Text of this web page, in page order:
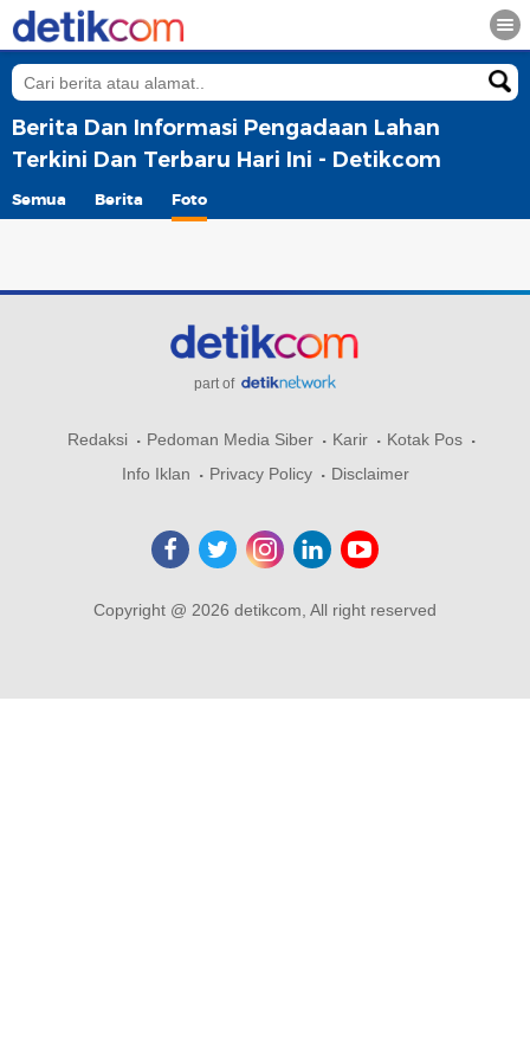
Berita Dan Informasi Pengadaan Lahan
Terkini Dan Terbaru Hari Ini - Detikcom
Semua Berita Foto
part of
Redaksi Pedoman Media Siber Karir
Kotak Pos
Info Iklan
Privacy Policy Disclaimer
Copyright @ 2026 detikcom, All right reserved